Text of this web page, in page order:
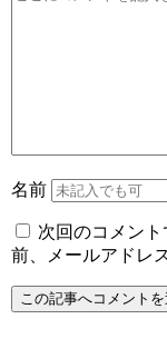
名前
次回のコメン
前、メールアドレ